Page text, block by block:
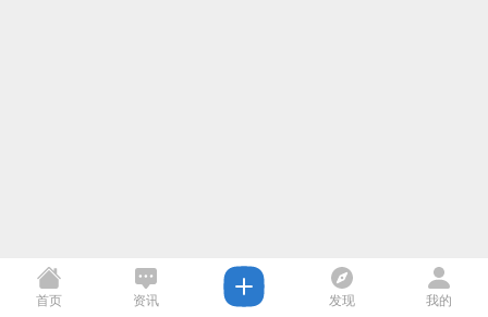
首页 资讯 发现 我的